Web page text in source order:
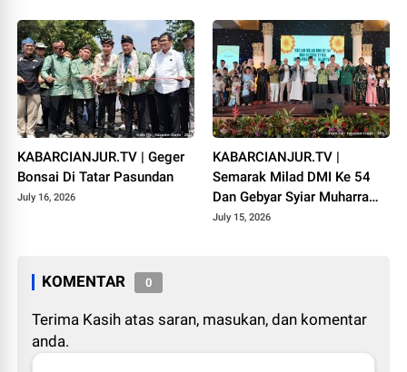
KABARCIANJUR.TV | Geger
Bonsai Di Tatar Pasundan
July 16, 2026
KABARCIANJUR.TV |
Semarak Milad DMI Ke 54
Dan Gebyar Syiar Muharram
1448 H
July 15, 2026
KOMENTAR 0
Terima Kasih atas saran, masukan, dan komentar
anda.